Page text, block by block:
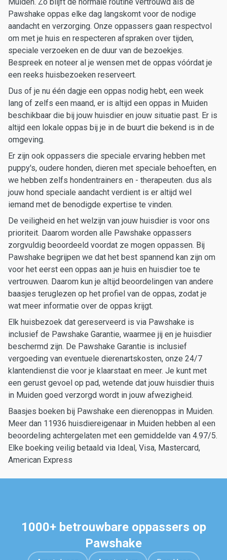
Pawshake oppas elke dag langskomt voor de nodige
aandacht en verzorging. Onze oppassers gaan respectvol
om met je huis en respecteren afspraken over tijden,
speciale verzoeken en de duur van de bezoekjes.
Bespreek en noteer al je wensen met de oppas vóórdat je
een reeks huisbezoeken reserveert.
Dus of je nu één dagje een oppas nodig hebt, een week
lang of zelfs een maand, er is altijd een oppas in Muiden
beschikbaar die bij jouw huisdier en jouw situatie past. Er is
altijd een lokale oppas bij je in de buurt die bekend is in de
omgeving.
Er zijn ook oppassers die speciale ervaring hebben met
puppy's, oudere honden, dieren met speciale behoeften, en
we hebben zelfs hondentrainers en - therapeuten. dus als
jouw hond speciale aandacht verdient is er altijd wel
iemand met de benodigde expertise te vinden.
De veiligheid en het welzijn van jouw huisdier is voor ons
prioriteit. Daarom worden alle Pawshake oppassers
zorgvuldig beoordeeld voordat ze mogen oppassen. Bij
Pawshake begrijpen we dat het best spannend kan zijn om
voor het eerst een oppas aan je huis en huisdier toe te
vertrouwen. Daarom kun je altijd beoordelingen van andere
baasjes teruglezen op het profiel van de oppas, zodat je
wat meer informatie over de oppas krijgt.
Elk huisbezoek dat gereserveerd is via Pawshake is
inclusief de Pawshake Garantie, waarmee jij en je huisdier
beschermd zijn. De Pawshake Garantie is inclusief
vergoeding van eventuele dierenartskosten, onze 24/7
klantendienst die voor je klaarstaat en meer. Je kunt met
een gerust gevoel op pad, wetende dat jouw huisdier thuis
in Muiden goed verzorgd wordt in jouw afwezigheid.
Baasjes boeken bij Pawshake een dierenoppas in Muiden.
Meer dan 11936 huisdiereigenaar in Muiden hebben al een
beoordeling achtergelaten met een gemiddelde van 4.97/5.
Elke boeking veilig betaald via Ideal, Visa, Mastercard,
American Express
1000+ betrouwbare oppassers op
Pawshake